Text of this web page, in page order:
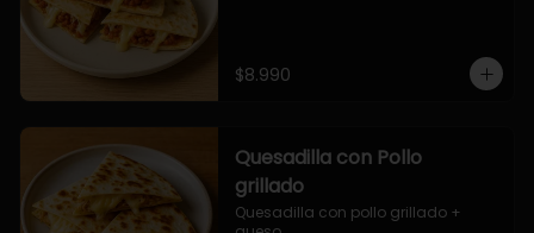
$8.990
Quesadilla con Pollo
grillado
Quesadilla con pollo grillado +